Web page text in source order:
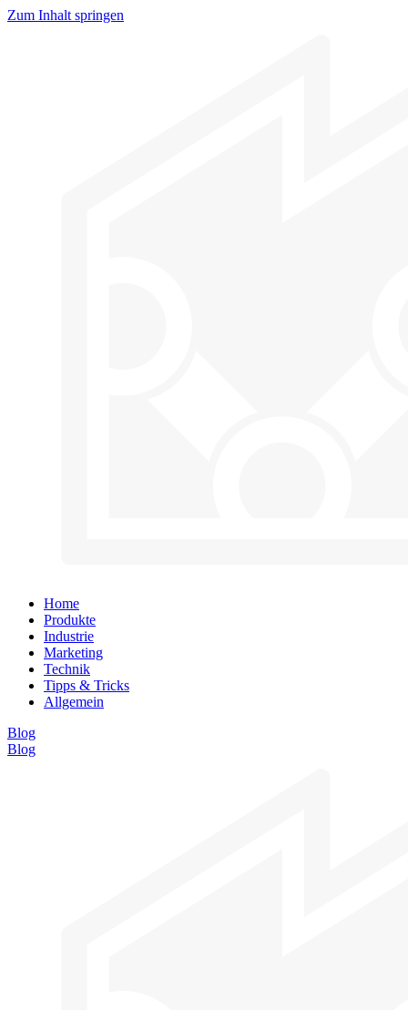
Zum Inhalt springen
Home
Produkte
Industrie
Marketing
Technik
Tipps & Tricks
Allgemein
Blog
Blog